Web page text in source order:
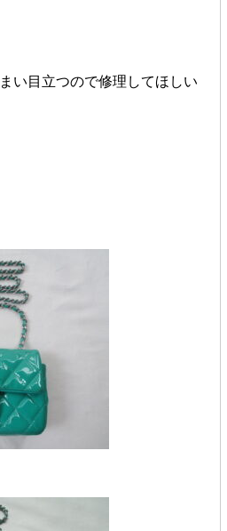
い目立つので修理してほしい